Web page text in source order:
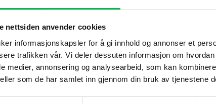
nettsiden anvender cookies
informasjonskapsler for å gi innhold og annonser et
trafikken vår. Vi deler dessuten informasjon om
medier, annonsering og analysearbeid, som kan
som de har samlet inn gjennom din bruk av tjenestene